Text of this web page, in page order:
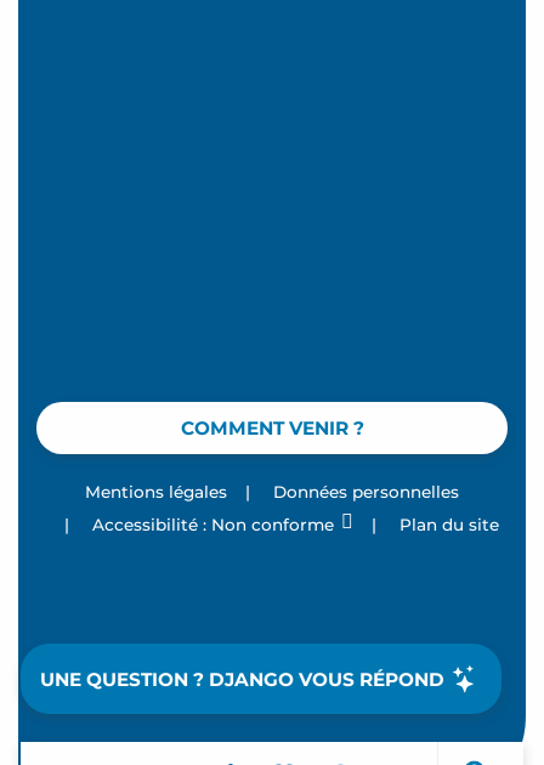
UNE QUESTION ? DJANGO VOUS RÉPOND
COMMENT VENIR ?
Mentions légales |
Données personnelles
|
Accessibilité : Non conforme | Plan du site